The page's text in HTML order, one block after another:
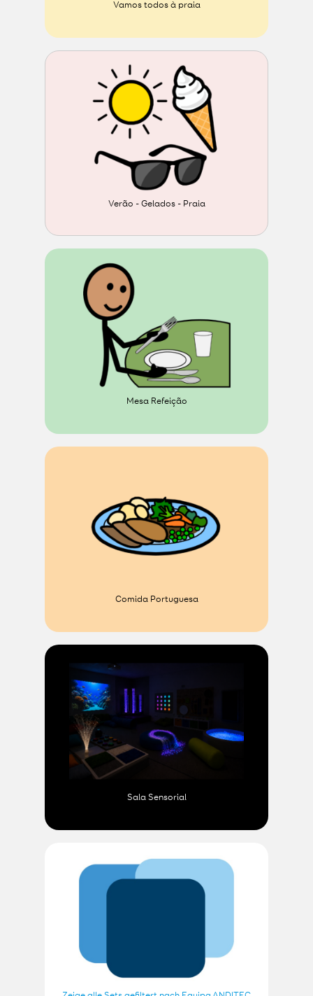
Vamos todos à praia
Verão - Gelados - Praia
Mesa Refeição
Comida Portuguesa
Sala Sensorial